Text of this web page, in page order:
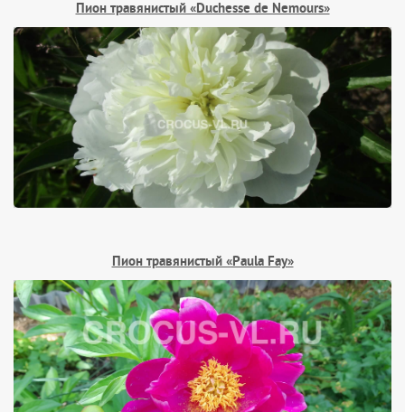
Пион травянистый «Duchesse de Nemours»
Пион травянистый «Paula Fay»